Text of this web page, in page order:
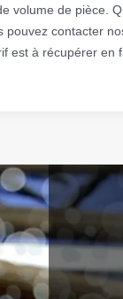
volume de pièce.
pouvez contacter
est à récupérer en